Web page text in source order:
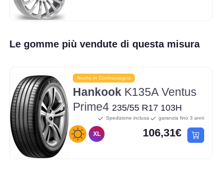
Le gomme più vendute di questa misura
Anche in Contrassegno
Hankook K135A Ventus
Prime4 235/55 R17 103H
XL
Spedizione inclusa garanzia fino 3 anni
106,31€